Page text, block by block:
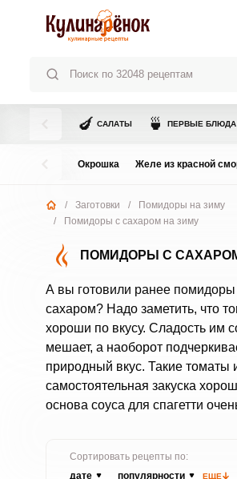
🍆 САЛАТЫ 🍵 ПЕРВЫЕ БЛЮДА
Окрошка Желе из красной
/ Заготовки /
Помидоры на зиму
/
Помидоры с сахаром на зиму
ПОМИДОРЫ С
А вы готовили ранее помидоры
сахаром? Надо заметить, что
хороши по вкусу. Сладость им
мешает, а наоборот
природный вкус. Такие томаты
самостоятельная закуска
основа соуса для спагетти
Сортировать рецепты по:
дате
популярности ЕЩЕ